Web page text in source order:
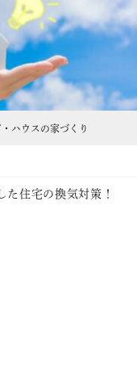
・ハウスの家づくり
た住宅の換気対策！